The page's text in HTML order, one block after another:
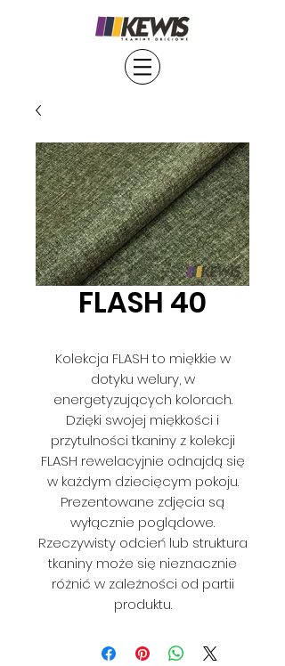
FLASH 40
Kolekcja FLASH to miękkie w
dotyku welury, w
energetyzujących kolorach.
Dzięki swojej miękkości i
przytulności tkaniny z kolekcji
FLASH rewelacyjnie odnajdą się
w każdym dziecięcym pokoju.
Prezentowane zdjęcia są
wyłącznie poglądowe.
Rzeczywisty odcień lub struktura
tkaniny może się nieznacznie
różnić w zależności od partii
produktu.